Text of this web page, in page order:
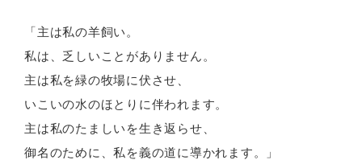
「主は私の羊飼い。
私は、乏しいことがありません。
主は私を緑の牧場に伏させ、
いこいの水のほとりに伴われます。
主は私のたましいを生き返らせ、
御名のために、私を義の道に導かれます。」